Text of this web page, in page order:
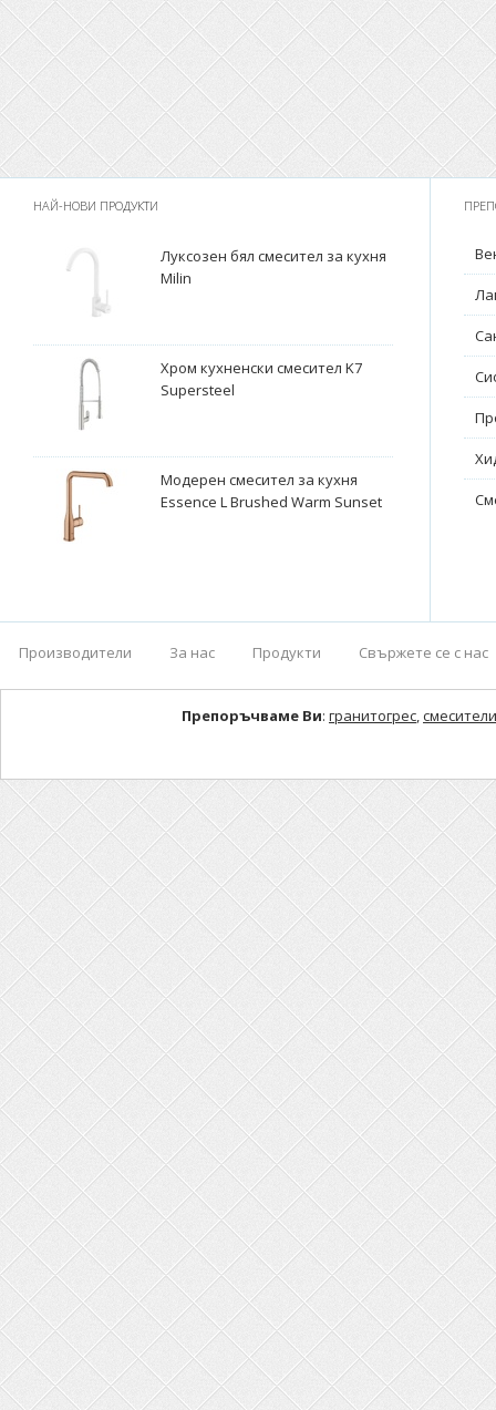
НАЙ-НОВИ ПРОДУКТИ
Луксозен бял смесител за кухня
Milin
Хром кухненски смесител K7
Supersteel
Модерен смесител за кухня
Essence L Brushed Warm Sunset
Производители За нас Продукти Свържете се с нас
Препоръчваме Ви: гранитогрес,